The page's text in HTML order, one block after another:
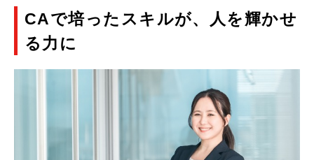
CAで培ったスキルが、人を輝かせ
る力に